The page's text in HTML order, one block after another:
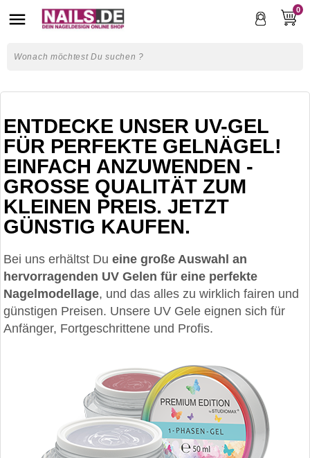
 0
ENTDECKE UNSER UV-GEL
FÜR PERFEKTE GELNÄGEL!
EINFACH ANZUWENDEN -
GROSSE QUALITÄT ZUM
KLEINEN PREIS. JETZT G
ÜNSTIG KAUFEN.
Bei uns erhältst Du eine große Auswahl an
hervorragenden UV Gelen für eine perfekte
Nagelmodellage, und das alles zu wirklich fairen und
günstigen Preisen. Unsere UV Gele eignen sich für
Anfänger, Fortgeschrittene und Profis.